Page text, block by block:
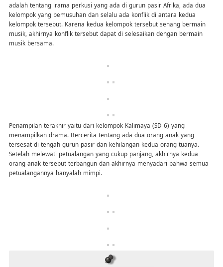
adalah tentang irama perkusi yang ada di gurun pasir Afrika, ada dua
kelompok yang bemusuhan dan selalu ada konflik di antara kedua
kelompok tersebut. Karena kedua kelompok tersebut senang bermain
musik, akhirnya konflik tersebut dapat di selesaikan dengan bermain
musik bersama.
Penampilan terakhir yaitu dari kelompok Kalimaya (SD-6) yang
menampilkan drama. Bercerita tentang ada dua orang anak yang
tersesat di tengah gurun pasir dan kehilangan kedua orang tuanya.
Setelah melewati petualangan yang cukup panjang, akhirnya kedua
orang anak tersebut terbangun dan akhirnya menyadari bahwa semua
petualangannya hanyalah mimpi.